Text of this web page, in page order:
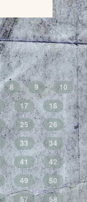
8 9
10
17
18
25
26
33
34
41
42
49
50
57
58